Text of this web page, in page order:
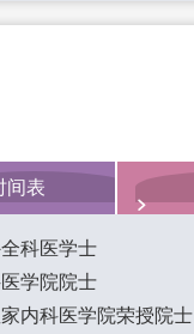
间表
科医学士
学院院士
内科医学院荣授院士